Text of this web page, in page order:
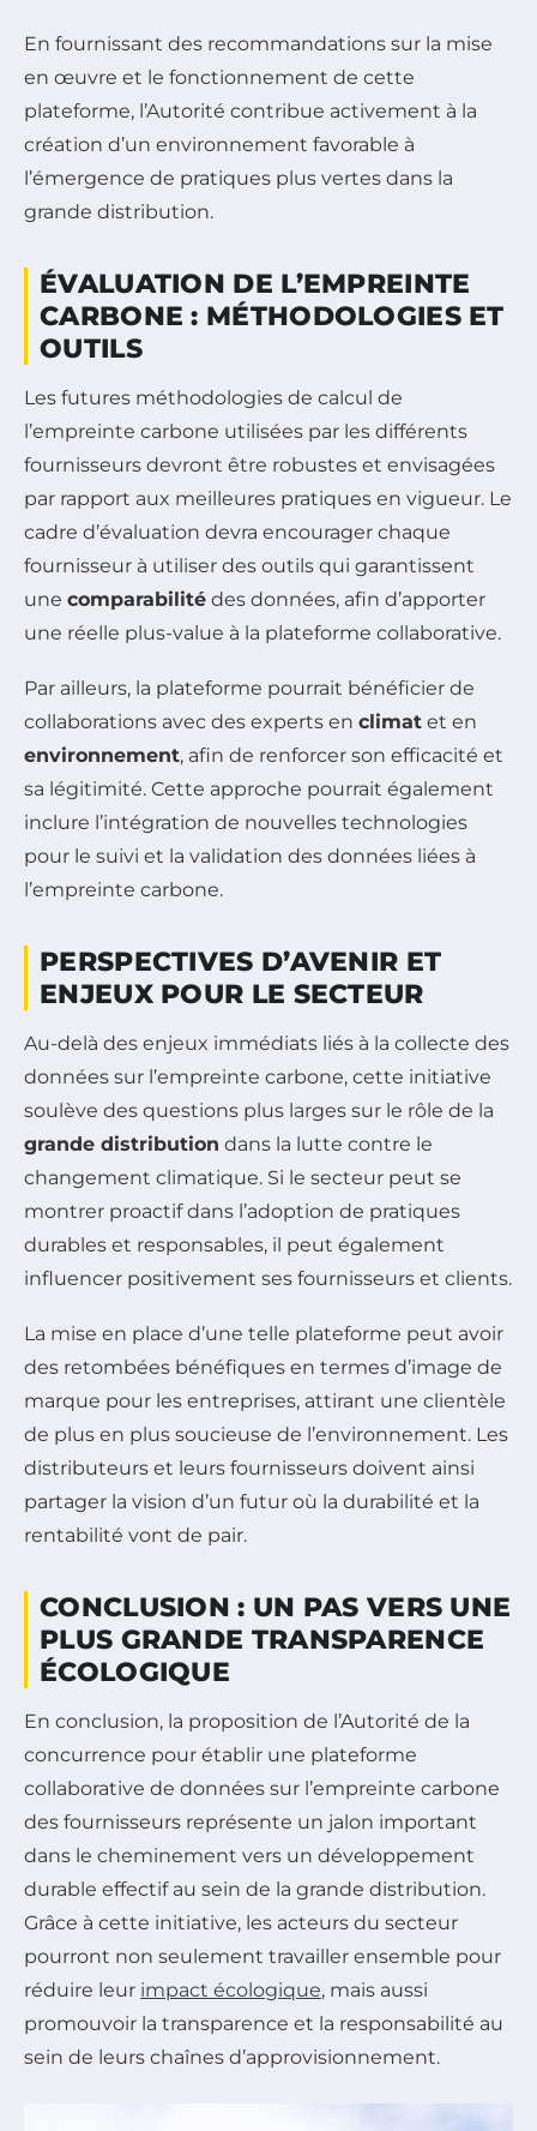
En fournissant des recommandations sur la mise
en œuvre et le fonctionnement de cette
plateforme, l’Autorité contribue activement à la
création d’un environnement favorable à
l’émergence de pratiques plus vertes dans la
grande distribution.
ÉVALUATION DE L’EMPREINTE
CARBONE : MÉTHODOLOGIES ET
OUTILS
Les futures méthodologies de calcul de
l’empreinte carbone utilisées par les différents
fournisseurs devront être robustes et envisagées
par rapport aux meilleures pratiques en vigueur. Le
cadre d’évaluation devra encourager chaque
fournisseur à utiliser des outils qui garantissent
une comparabilité des données, afin d’apporter
une réelle plus-value à la plateforme collaborative.
Par ailleurs, la plateforme pourrait bénéficier de
collaborations avec des experts en climat et en
environnement, afin de renforcer son efficacité et
sa légitimité. Cette approche pourrait également
inclure l’intégration de nouvelles technologies
pour le suivi et la validation des données liées à
l’empreinte carbone.
PERSPECTIVES D’AVENIR ET
ENJEUX POUR LE SECTEUR
Au-delà des enjeux immédiats liés à la collecte des
données sur l’empreinte carbone, cette initiative
soulève des questions plus larges sur le rôle de la
grande distribution dans la lutte contre le
changement climatique. Si le secteur peut se
montrer proactif dans l’adoption de pratiques
durables et responsables, il peut également
influencer positivement ses fournisseurs et clients.
La mise en place d’une telle plateforme peut avoir
des retombées bénéfiques en termes d’image de
marque pour les entreprises, attirant une clientèle
de plus en plus soucieuse de l’environnement. Les
distributeurs et leurs fournisseurs doivent ainsi
partager la vision d’un futur où la durabilité et la
rentabilité vont de pair.
CONCLUSION : UN PAS VERS UNE
PLUS GRANDE TRANSPARENCE
ÉCOLOGIQUE
En conclusion, la proposition de l’Autorité de la
concurrence pour établir une plateforme
collaborative de données sur l’empreinte carbone
des fournisseurs représente un jalon important
dans le cheminement vers un développement
durable effectif au sein de la grande distribution.
Grâce à cette initiative, les acteurs du secteur
pourront non seulement travailler ensemble pour
réduire leur impact écologique, mais aussi
promouvoir la transparence et la responsabilité au
sein de leurs chaînes d’approvisionnement.